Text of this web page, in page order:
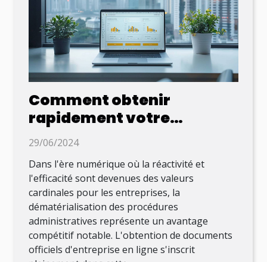
Comment obtenir
rapidement votre
document officiel
29/06/2024
Dans l'ère numérique où la réactivité et
l'efficacité sont devenues des valeurs
cardinales pour les entreprises, la
dématérialisation des procédures
administratives représente un avantage
compétitif notable. L'obtention de documents
officiels d'entreprise en ligne s'inscrit